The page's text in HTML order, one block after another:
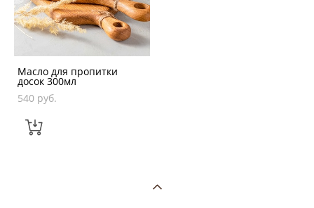
Масло для пропитки
досок 300мл
540 pуб.